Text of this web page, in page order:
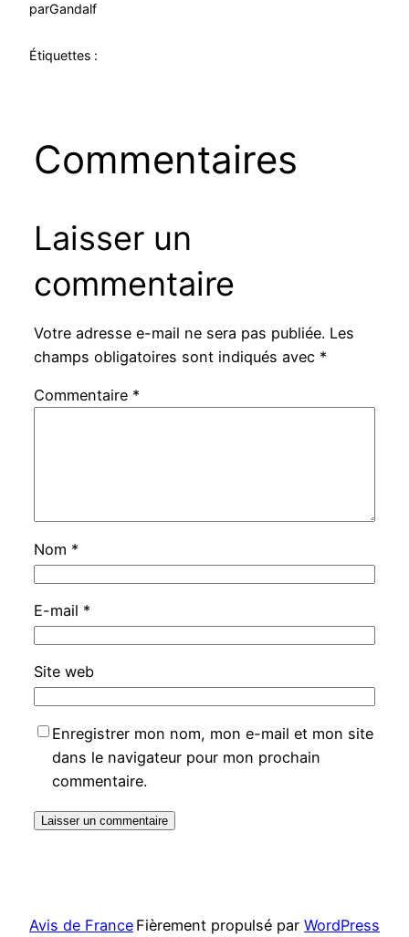
parGandalf
Étiquettes :
Commentaires
Laisser un
commentaire
Votre adresse e-mail ne sera pas publiée. Les
champs obligatoires sont indiqués avec *
Commentaire *
Nom *
E-mail *
Site web
Enregistrer mon nom, mon e-mail et mon site
dans le navigateur pour mon prochain
commentaire.
Avis de France Fièrement propulsé par WordPress